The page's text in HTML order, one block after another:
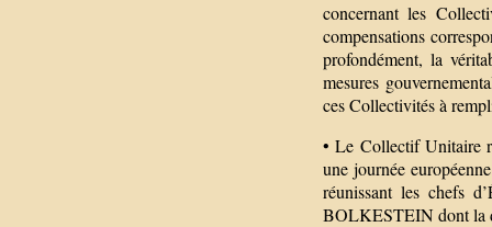
concernant les
compensations
profondément, la
mesures
ces Collectivités à
• Le Collectif Unitaire
une journée
réunissant les chefs
BOLKESTEIN dont la